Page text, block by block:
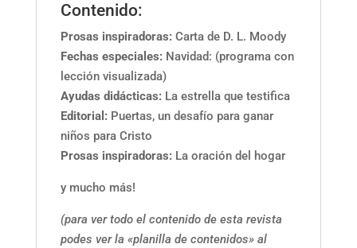
Contenido:
Prosas inspiradoras: Carta de D. L. Moody
Fechas especiales:Navidad: (programa con
lección visualizada)
Ayudas didácticas:La estrella que testifica
Editorial:Puertas, un desafío para ganar
niños para Cristo
Prosas inspiradoras:La oración del hogar
y mucho más!
(para ver todo el contenido de esta revista
podes ver la «planilla de contenidos» al